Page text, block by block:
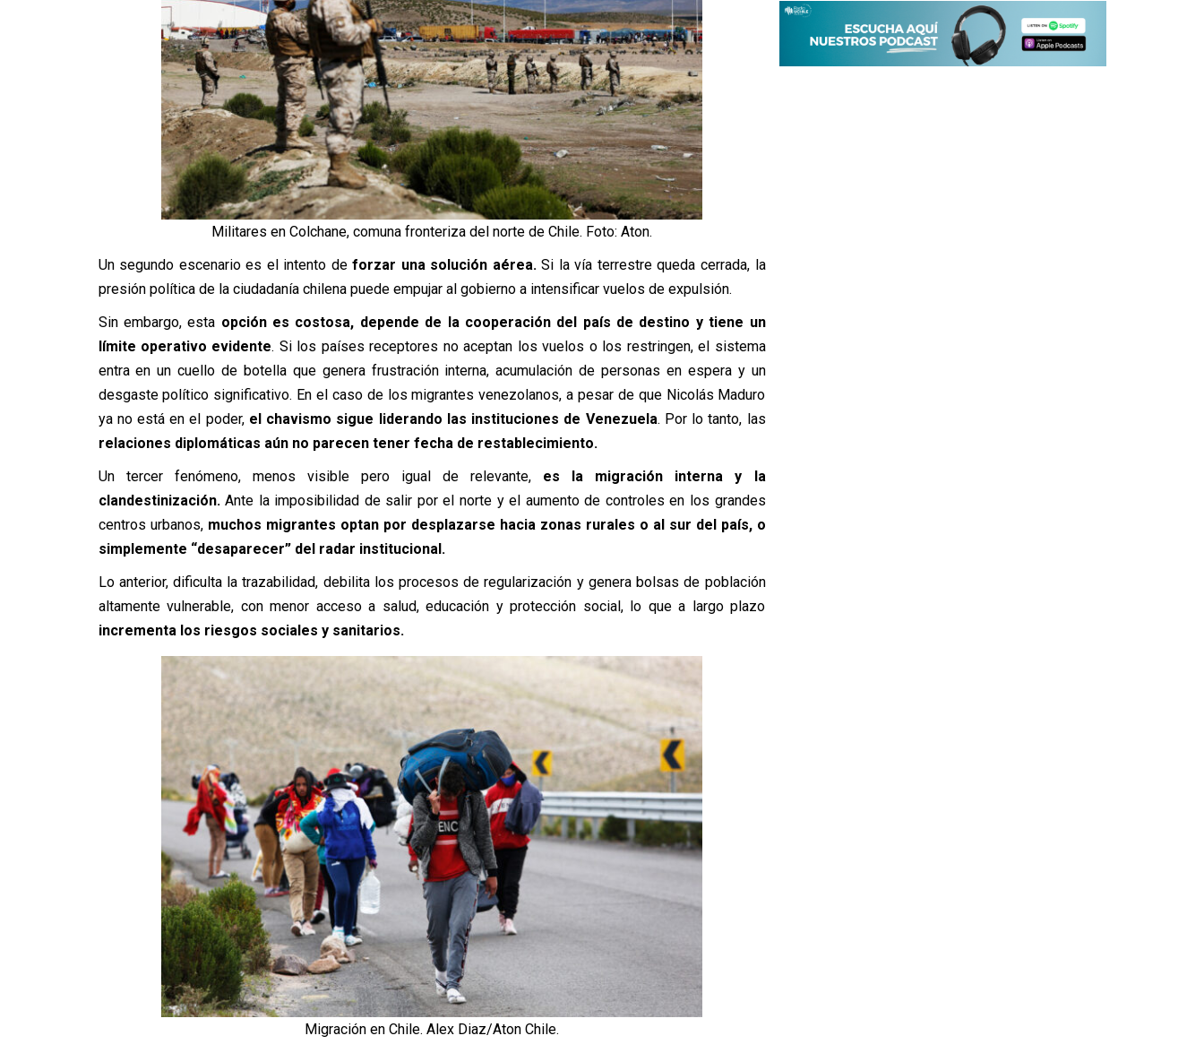
Militares en Colchane, comuna fronteriza del norte de Chile. Foto: Aton.
Un segundo escenario es el intento deforzar una solución aérea. Si la vía terrestre queda cerrada, la
presión política de la ciudadanía chilena puede empujar al gobierno a intensificar vuelos de expulsión.
Sin embargo, esta opción es costosa, depende de la cooperación del país de destino y tiene un
límite operativo evidente. Si los países receptores no aceptan los vuelos o los restringen, el sistema
entra en un cuello de botella que genera frustración interna, acumulación de personas en espera y un
desgaste político significativo. En el caso de los migrantes venezolanos, a pesar de que Nicolás Maduro
ya no está en el poder,el chavismo sigue liderando las instituciones de Venezuela. Por lo tanto, las
relaciones diplomáticas aún no parecen tener fecha de restablecimiento.
Un tercer fenómeno, menos visible pero igual de relevante, es la migración interna y la
clandestinización. Ante la imposibilidad de salir por el norte y el aumento de controles en los grandes
centros urbanos,muchos migrantes optan por desplazarse hacia zonas rurales o al sur del país, o
simplemente “desaparecer” del radar institucional.
Lo anterior, dificulta la trazabilidad, debilita los procesos de regularización y genera bolsas de población
altamente vulnerable, con menor acceso a salud, educación y protección social, lo que a largo plazo
incrementa los riesgos sociales y sanitarios.
Migración en Chile. Alex Diaz/Aton Chile.